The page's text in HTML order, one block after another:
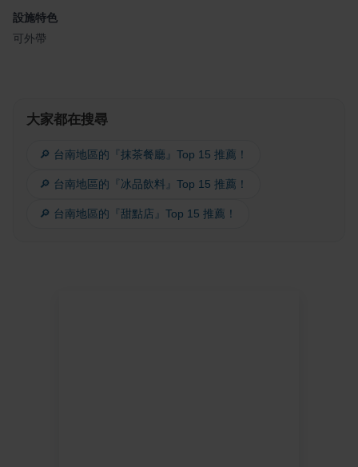
設施特色
可外帶
大家都在搜尋
🔎 台南地區的『抹茶餐廳』Top 15 推薦！
🔎 台南地區的『冰品飲料』Top 15 推薦！
🔎 台南地區的『甜點店』Top 15 推薦！